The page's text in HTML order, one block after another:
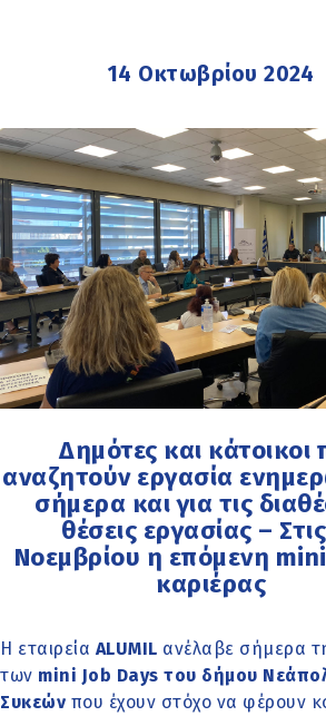
14 Οκτωβρίου 2024
Δημότες και κάτοικοι
αναζητούν εργασία
σήμερα και για τις
θέσεις εργασίας –
Νοεμβρίου η επόμενη
καριέρας
Η εταιρεία ALUMIL ανέλαβε σήμερα
των mini Job Days του δήμου
Συκεών που έχουν στόχο να φέρουν